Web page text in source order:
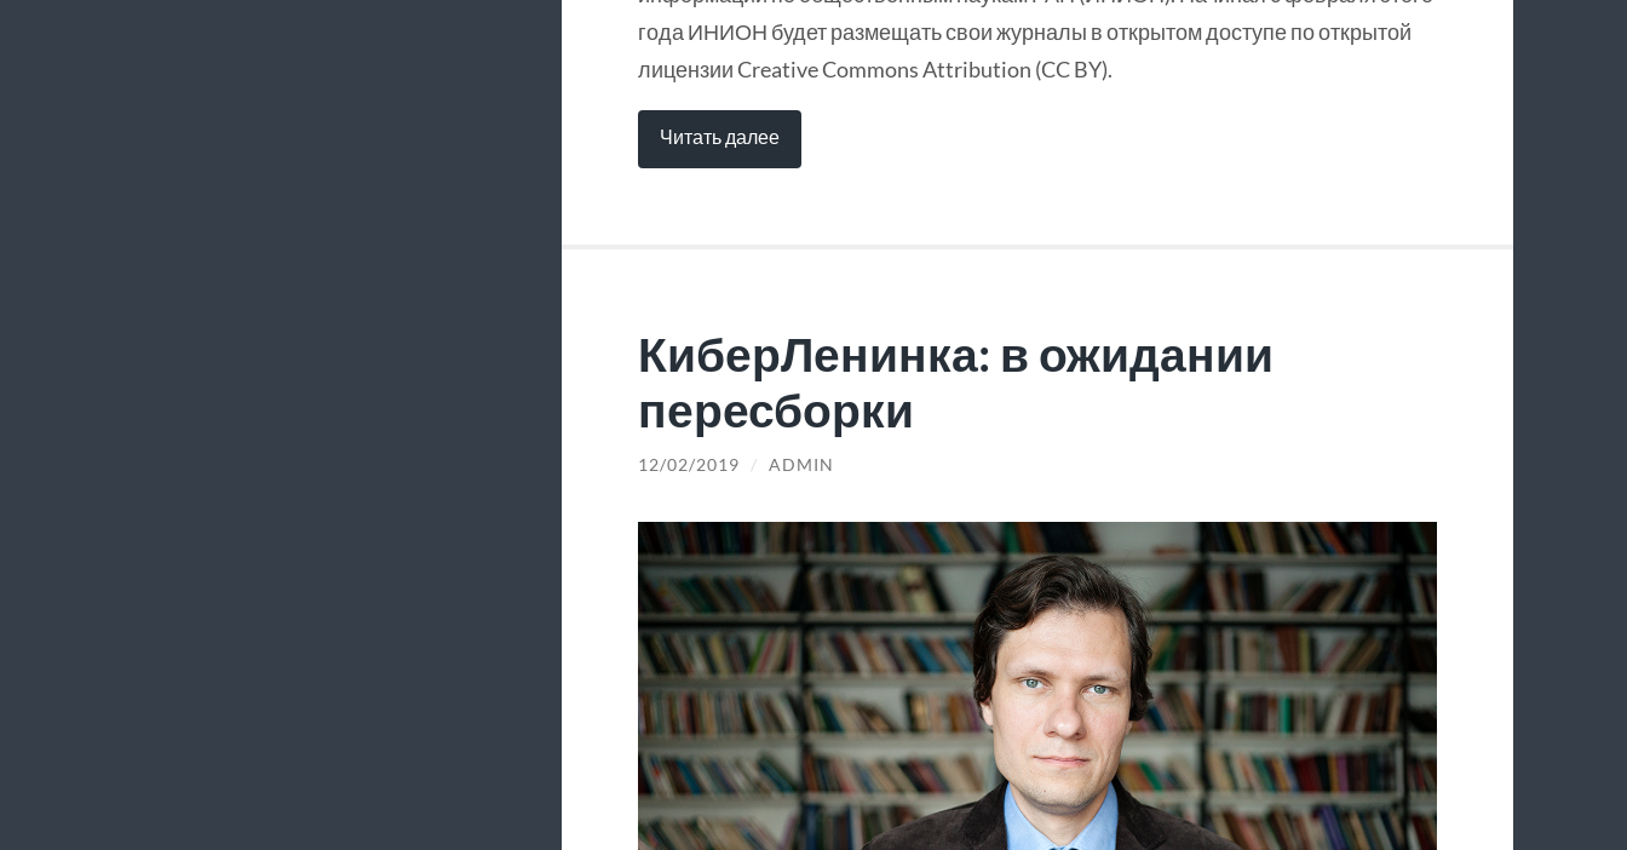
года ИНИОН будет размещать свои журналы в открытом доступе по открытой
лицензии Creative Commons Attribution (CC BY).
Читать далее
КиберЛенинка: в ожидании
пересборки
12/02/2019 / ADMIN